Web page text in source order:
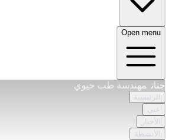
Open menu
جنات مهندسة طب حيوي
الرئيسية
عني
الأخبار
الأنشطة